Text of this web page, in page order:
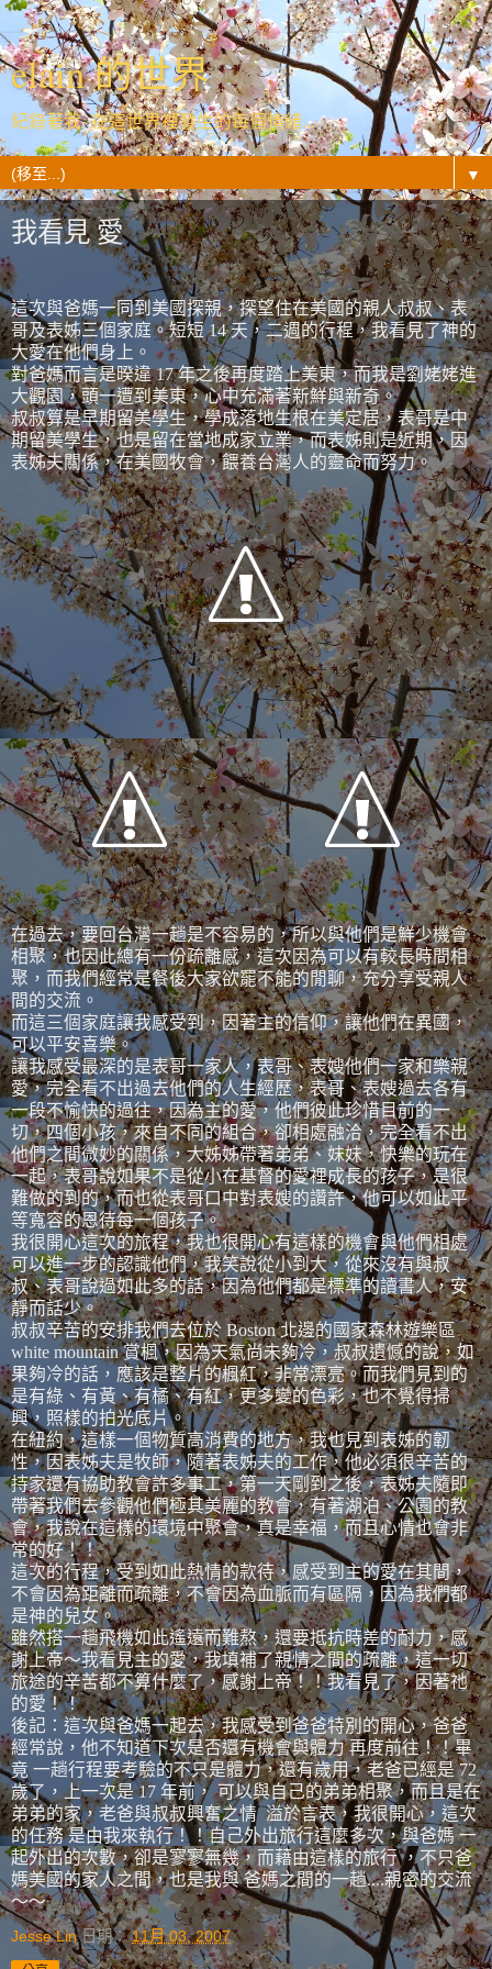
elain 的世界
紀錄著我- 在這世界裡發生的每個情緒...
▼
我看見 愛
這次與爸媽一同到美國探親，探望住在美國的親人叔叔、表
哥及表姊三個家庭。短短 14 天，二週的行程，我看見了神的
大愛在他們身上。
對爸媽而言是暌違 17 年之後再度踏上美東，而我是劉姥姥進
大觀園，頭一遭到美東，心中充滿著新鮮與新奇。
叔叔算是早期留美學生，學成落地生根在美定居，表哥是中
期留美學生，也是留在當地成家立業，而表姊則是近期，因
表姊夫關係，在美國牧會，餵養台灣人的靈命而努力。
在過去，要回台灣一趟是不容易的，所以與他們是鮮少機會
相聚，也因此總有一份疏離感，這次因為可以有較長時間相
聚，而我們經常是餐後大家欲罷不能的閒聊，充分享受親人
間的交流。
而這三個家庭讓我感受到，因著主的信仰，讓他們在異國，
可以平安喜樂。
讓我感受最深的是表哥一家人，表哥、表嫂他們一家和樂親
愛，完全看不出過去他們的人生經歷，表哥、表嫂過去各有
一段不愉快的過往，因為主的愛，他們彼此珍惜目前的一
切，四個小孩，來自不同的組合，卻相處融洽，完全看不出
他們之間微妙的關係，大姊姊帶著弟弟、妹妹，快樂的玩在
一起，表哥說如果不是從小在基督的愛裡成長的孩子，是很
難做的到的，而也從表哥口中對表嫂的讚許，他可以如此平
等寬容的恩待每一個孩子。
我很開心這次的旅程，我也很開心有這樣的機會與他們相處
可以進一步的認識他們，我笑說從小到大，從來沒有與叔
叔、表哥說過如此多的話，因為他們都是標準的讀書人，安
靜而話少。
叔叔辛苦的安排我們去位於 Boston 北邊的國家森林遊樂區
white mountain 賞楓，因為天氣尚未夠冷，叔叔遺憾的說，如
果夠冷的話，應該是整片的楓紅，非常漂亮。而我們見到的
是有綠、有黃、有橘、有紅，更多變的色彩，也不覺得掃
興，照樣的拍光底片。
在紐約，這樣一個物質高消費的地方，我也見到表姊的韌
性，因表姊夫是牧師，隨著表姊夫的工作，他必須很辛苦的
持家還有協助教會許多事工，第一天剛到之後，表姊夫隨即
帶著我們去參觀他們極其美麗的教會，有著湖泊、公園的教
會，我說在這樣的環境中聚會，真是幸福，而且心情也會非
常的好！！
這次的行程，受到如此熱情的款待，感受到主的愛在其間，
不會因為距離而疏離，不會因為血脈而有區隔，因為我們都
是神的兒女。
雖然搭一趟飛機如此遙遠而難熬，還要抵抗時差的耐力，感
謝上帝～我看見主的愛，我填補了親情之間的疏離，這一切
旅途的辛苦都不算什麼了，感謝上帝！！我看見了，因著祂
的愛！！
後記：這次與爸媽一起去，我感受到爸爸特別的開心，爸爸
經常說，他不知道下次是否還有機會與體力 再度前往！！畢
竟 一趟行程要考驗的不只是體力，還有歲用，老爸已經是 72
歲了，上一次是 17 年前， 可以與自己的弟弟相聚，而且是在
弟弟的家，老爸與叔叔興奮之情 溢於言表，我很開心，這次
的任務 是由我來執行！！自己外出旅行這麼多次，與爸媽 一
起外出的次數，卻是寥寥無幾，而藉由這樣的旅行 ，不只爸
媽美國的家人之間，也是我與 爸媽之間的一趟....親密的交流
～～
Jesse Lin 日期：11月 03, 2007